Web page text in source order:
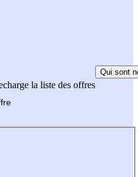
la liste des offres
Qui sont